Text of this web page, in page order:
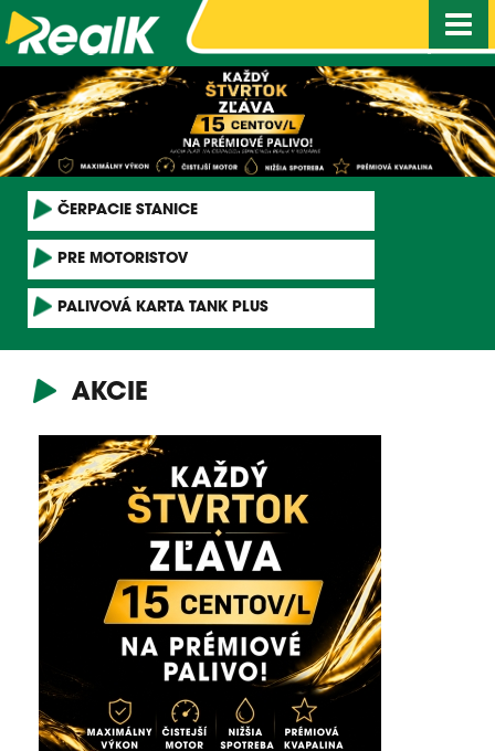
ČERPACIE STANICE
PRE MOTORISTOV
PALIVOVÁ KARTA TANK PLUS
AKCIE